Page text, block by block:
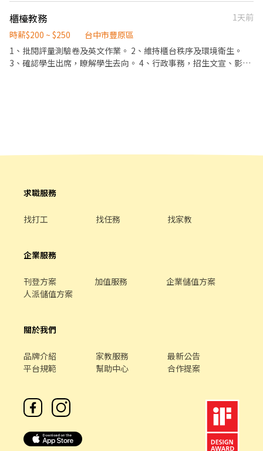
教育訓練&實體實習，皆有計薪 - 📍 班別說明 🔹 早班兼職： 🕖 早
班：07:00–12:00 （可彈性於 07:00–08:30 間到班） - 🔹 晚班兼
職： 🌙 晚班：17:30–22:30 - (以上皆需六日兩天+平日至少2天，於
時段內排班) 每日會安排 3–6 間門市（依區域與貨量調整） - 💰 薪資
櫃檯教務
1天前
時薪$200 ~ $250
台中市豐原區
1、批閱評量測驗卷及英文作業。 2、維持櫃台秩序及環境衛生。
3、確認學生出席，瞭解學生去向。 4、行政事務，招生文宣、影
求職服務
找打工 找任務 找家教
企業服務
刊登方案 加值服務
企業儲值方案
人派儲值方案
關於我們
品牌介紹 家教服務
最新公告
平台規範
幫助中心 合作提案